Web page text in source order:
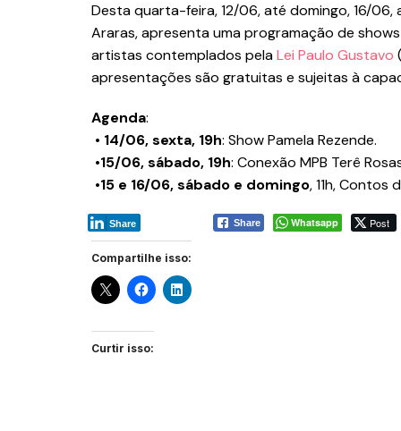
Desta quarta-feira, 12/06, até domingo, 16/06,
Araras, apresenta uma programação de
artistas contemplados pelaLei Paulo Gustavo
apresentações são gratuitas e sujeitas à
Agenda:
• 14/06, sexta, 19h: Show Pamela Rezende.
•15/06, sábado, 19h: Conexão MPB Terê
•15 e 16/06, sábado e domingo, 11h, Contos
Share Whatsapp Post
Share
Compartilhe isso:
Curtir isso: